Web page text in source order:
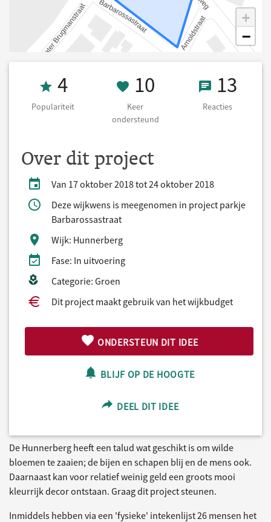
+
−
Populariteit 4
4
Populariteit
10 Keer
10
Keer
ondersteund
1313
Reacties
Over dit project
Van 17 oktober 2018 tot 24 oktober 2018
Deze wijkwens is meegenomen in project parkje
Barbarossastraat
Wijk: Hunnerberg
Fase: In uitvoering
Categorie: Groen
Dit project maakt gebruik van het wijkbudget
ONDERSTEUN DIT IDEE
BLIJF OP DE HOOGTE
DEEL DIT IDEE
De Hunnerberg heeft een talud wat geschikt is om wilde
bloemen te zaaien; de bijen en schapen blij en de mens ook.
Daarnaast kan voor relatief weinig geld een groots mooi
kleurrijk decor ontstaan. Graag dit project steunen.
Inmiddels hebben via een 'fysieke' intekenlijst 26 mensen het